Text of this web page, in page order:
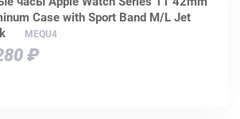
Case with Sport Band M/L Jet
MEQU4
₽